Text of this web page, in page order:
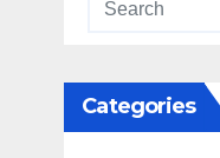
Categories